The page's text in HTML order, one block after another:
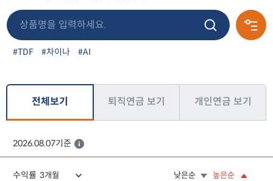
#TDF #차이나 #AI
전체보기 퇴직연금 보기 개인연금 보기
2026.08.07기준
수익률 낮은순 높은순